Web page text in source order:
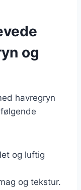
og
havregryn
og luftig
og tekstur.